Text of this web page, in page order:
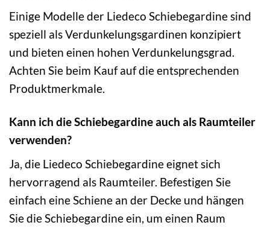
Einige Modelle der Liedeco Schiebegardine sind
speziell als Verdunkelungsgardinen konzipiert
und bieten einen hohen Verdunkelungsgrad.
Achten Sie beim Kauf auf die entsprechenden
Produktmerkmale.
Kann ich die Schiebegardine auch als Raumteiler
verwenden?
Ja, die Liedeco Schiebegardine eignet sich
hervorragend als Raumteiler. Befestigen Sie
einfach eine Schiene an der Decke und hängen
Sie die Schiebegardine ein, um einen Raum